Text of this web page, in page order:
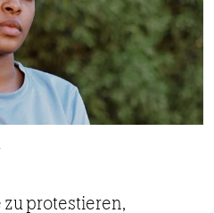
zu protestieren,